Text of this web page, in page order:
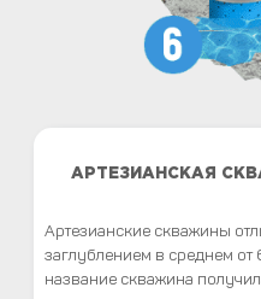
АРТЕЗИАНСКАЯ
Артезианские скважины
заглублением в среднем
название скважина